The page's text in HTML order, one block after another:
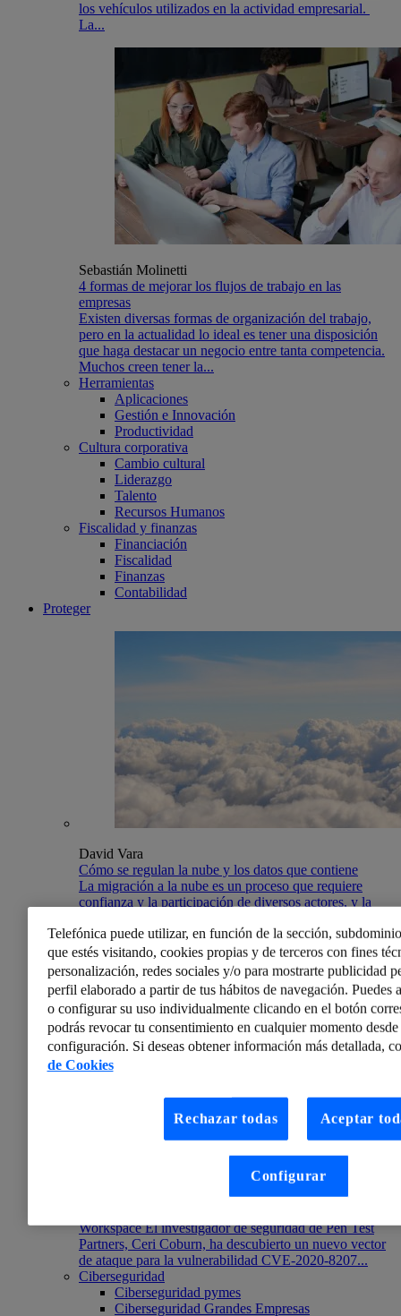
los vehículos utilizados en la actividad empresarial.
La...
Sebastián Molinetti
4 formas de mejorar los flujos de trabajo en las
empresas
Existen diversas formas de organización del trabajo,
pero en la actualidad lo ideal es tener una disposición
que haga destacar un negocio entre tanta competencia.
Muchos creen tener la...
Herramientas
Aplicaciones
Gestión e Innovación
Productividad
Cultura corporativa
Cambio cultural
Liderazgo
Talento
Recursos Humanos
Fiscalidad y finanzas
Financiación
Fiscalidad
Finanzas
Contabilidad
Proteger
David Vara
Cómo se regulan la nube y los datos que contiene
La migración a la nube es un proceso que requiere
confianza y la participación de diversos actores, y la
Noticias de Ciberseguridad: Boletín semanal 19-25 de
Workspace El investigador de seguridad de Pen Test
Partners, Ceri Coburn, ha descubierto un nuevo vector
de ataque para la vulnerabilidad CVE-2020-8207...
Ciberseguridad
Ciberseguridad pymes
Ciberseguridad Grandes Empresas
Telefónica puede utilizar, en función de la sección,
que estés visitando, cookies propias y de terceros con fines
personalización, redes sociales y/o para mostrarte publicidad
perfil elaborado a partir de tus hábitos de navegación. Puedes
o configurar su uso individualmente clicando en el botón
podrás revocar tu consentimiento en cualquier momento
configuración. Si deseas obtener información más detallada,
de Cookies
Rechazar todas Aceptar
Configurar